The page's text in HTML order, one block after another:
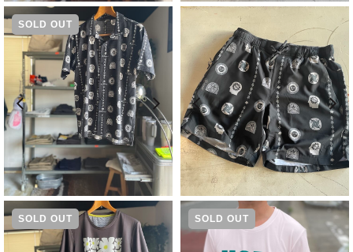
SOLD OUT
16,500 ¥12,100
SOLD OUT SOLD OUT